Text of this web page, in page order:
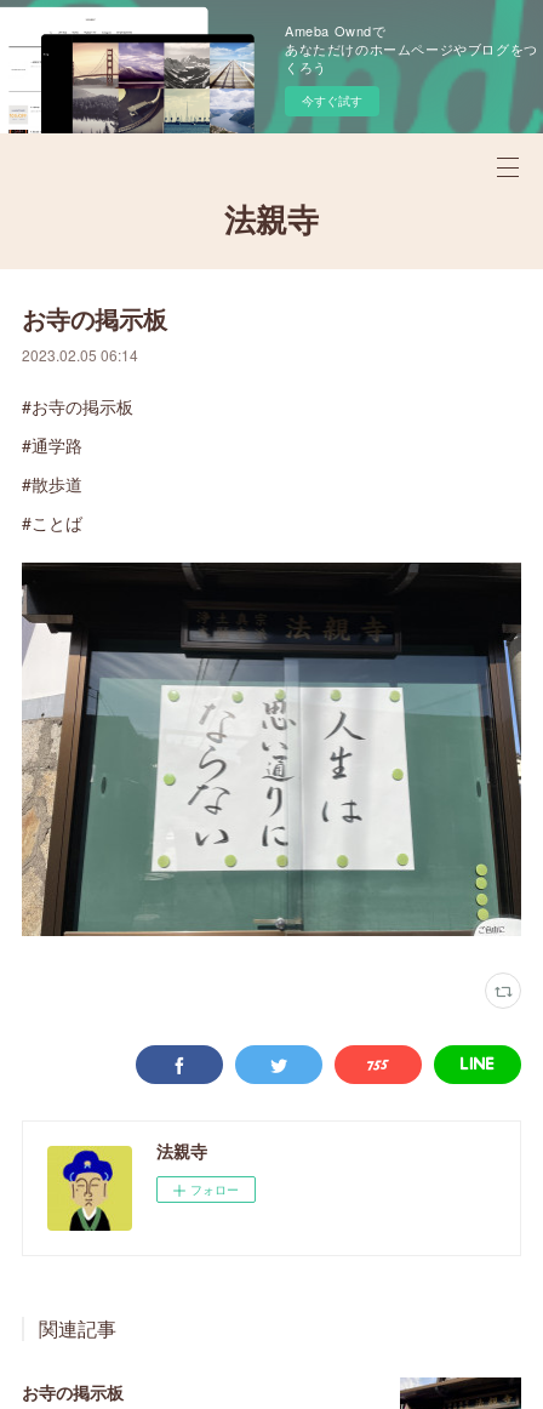
Ameba Owndで
あなただけのホームページやブログをつ
くろう
今すぐ試す
法親寺
お寺の掲示板
2023.02.05 06:14
#お寺の掲示板
#通学路
#散歩道
#ことば
法親寺
フォロー
関連記事
お寺の掲示板